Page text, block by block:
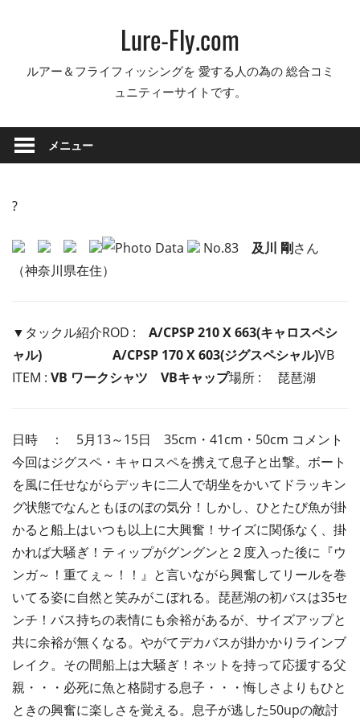
Lure-Fly.com
ルアー＆フライフィッシングを 愛する人の為の 総合コミ
ュニティーサイトです。
メニュー
?
No.83 及川 剛さん
（神奈川県在住）
▼タックル紹介ROD : A/CPSP 210 X 663(キャロスペシ
ャル) A/CPSP 170 X 603(ジグスペシャル)VB
ITEM : VB ワークシャツ VBキャップ場所 : 琵琶湖
日時 ： 5月13～15日 35cm・41cm・50cm コメント
今回はジグスペ・キャロスペを携えて息子と出撃。ボート
を風に任せながらデッキに二人で胡坐をかいてドラッキン
グ状態でなんともほのぼの気分！しかし、ひとたび魚が掛
かると船上はいつも以上に大興奮！サイズに関係なく、掛
かれば大騒ぎ！ティップがグングンと２度入った後に『ウ
ンガ～！重てぇ～！！』と言いながら興奮してリールを巻
いてる姿に自然と笑みがこぼれる。琵琶湖の初バスは35セ
ンチ！バス持ちの表情にも余裕があるが、サイズアップと
共に余裕が無くなる。やがてデカバスが掛かかりラインブ
レイク。その間船上は大騒ぎ！ネットを持って応援する父
親・・・必死に魚と格闘する息子・・・悔しさよりもひと
ときの興奮に楽しさを覚える。息子が逃した50upの敵討